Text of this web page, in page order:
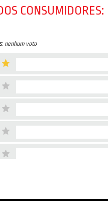
CONSUMIDORES:
nenhum voto